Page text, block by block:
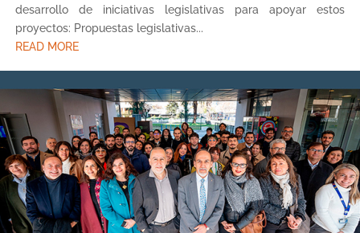
desarrollo de iniciativas legislativas para apoyar estos
proyectos: Propuestas legislativas...
READ MORE